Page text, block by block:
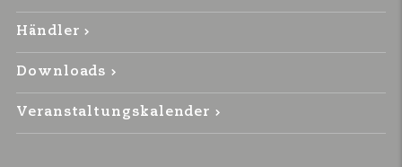
Händler
Downloads
Veranstaltungskalender